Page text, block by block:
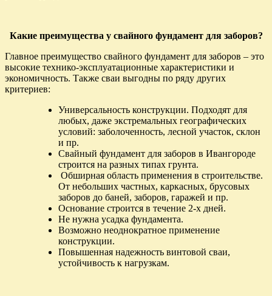
Какие преимущества у свайного фундамент для заборов?
Главное преимущество свайного фундамент для заборов – это
высокие технико-эксплуатационные характеристики и
экономичность. Также сваи выгодны по ряду других
критериев:
Универсальность конструкции. Подходят для
любых, даже экстремальных географических
условий: заболоченность, лесной участок, склон
и пр.
Свайный фундамент для заборов в Ивангороде
строится на разных типах грунта.
Обширная область применения в строительстве.
От небольших частных, каркасных, брусовых
заборов до баней, заборов, гаражей и пр.
Основание строится в течение 2-х дней.
Не нужна усадка фундамента.
Возможно неоднократное применение
конструкции.
Повышенная надежность винтовой сваи,
устойчивость к нагрузкам.